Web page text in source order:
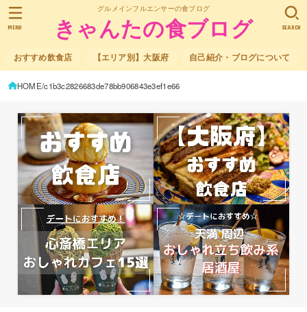
グルメインフルエンサーの食ブログ
きゃんたの食ブログ
おすすめ飲食店 【エリア別】大阪府 自己紹介・ブログについて
SEARCH
MENU
HOME c1b3c2826683de78bb906843e3ef1e66